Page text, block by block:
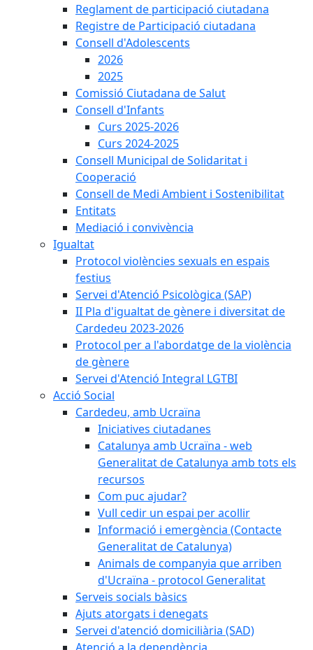
Reglament de participació ciutadana
Registre de Participació ciutadana
Consell d'Adolescents
2026
2025
Comissió Ciutadana de Salut
Consell d'Infants
Curs 2025-2026
Curs 2024-2025
Consell Municipal de Solidaritat i
Cooperació
Consell de Medi Ambient i Sostenibilitat
Entitats
Mediació i convivència
Igualtat
Protocol violències sexuals en espais
festius
Servei d'Atenció Psicològica (SAP)
II Pla d'igualtat de gènere i diversitat de
Cardedeu 2023-2026
Protocol per a l'abordatge de la violència
de gènere
Servei d'Atenció Integral LGTBI
Acció Social
Cardedeu, amb Ucraïna
Iniciatives ciutadanes
Catalunya amb Ucraïna - web
Generalitat de Catalunya amb tots els
recursos
Com puc ajudar?
Vull cedir un espai per acollir
Informació i emergència (Contacte
Generalitat de Catalunya)
Animals de companyia que arriben
d'Ucraïna - protocol Generalitat
Serveis socials bàsics
Ajuts atorgats i denegats
Servei d'atenció domiciliària (SAD)